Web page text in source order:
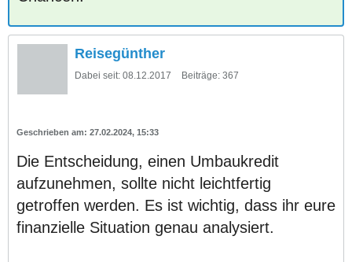
Reisegünther
Dabei seit: 08.12.2017 Beiträge: 367
27.02.2024, 15:33
Die Entscheidung, einen Umbaukredit
aufzunehmen, sollte nicht leichtfertig
getroffen werden. Es ist wichtig, dass ihr eure
finanzielle Situation genau analysiert.